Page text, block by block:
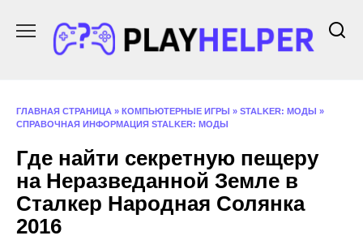
содержанию
ГЛАВНАЯ СТРАНИЦА » КОМПЬЮТЕРНЫЕ ИГРЫ » STALKER: МОДЫ »
СПРАВОЧНАЯ ИНФОРМАЦИЯ STALKER: МОДЫ
Где найти секретную пещеру
на Неразведанной Земле в
Сталкер Народная Солянка
2016